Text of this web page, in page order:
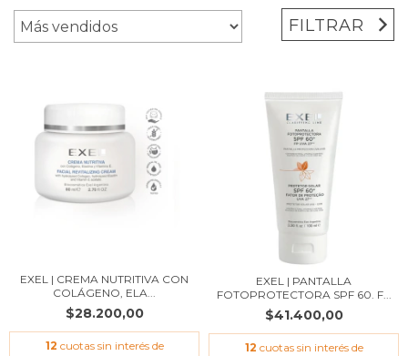
FILTRAR
EXEL | CREMA NUTRITIVA CON
COLÁGENO, ELA...
$28.200,00
12 cuotas sin interés de
EXEL | PANTALLA
FOTOPROTECTORA SPF 60. F...
$41.400,00
12 cuotas sin interés de